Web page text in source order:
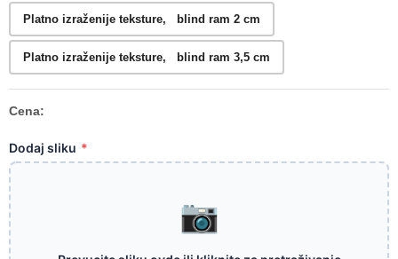
Platno izraženije teksture, blind ram 2 cm
Platno izraženije teksture, blind ram 3,5 cm
Cena:
Dodaj sliku *
📷